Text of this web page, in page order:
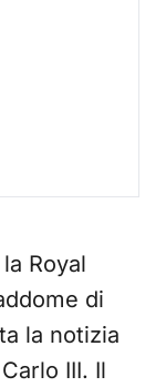
Royal
di
la notizia
III. Il